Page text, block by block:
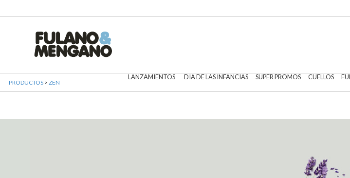
LANZAMIENTOS DIA DE LAS INFANCIAS SUPER PROMOS CUELLOS
PRODUCTOS > ZEN